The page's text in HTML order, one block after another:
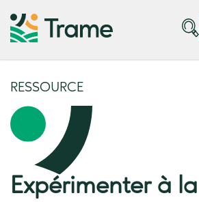
RESSOURCE
Expérimenter à